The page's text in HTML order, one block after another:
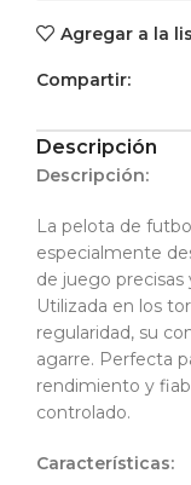
Agregar a la
Compartir:
Descripción
Descripción:
La pelota de
especialmente
de juego precisas
Utilizada en los
regularidad, su
agarre. Perfecta
rendimiento y
controlado.
Características: